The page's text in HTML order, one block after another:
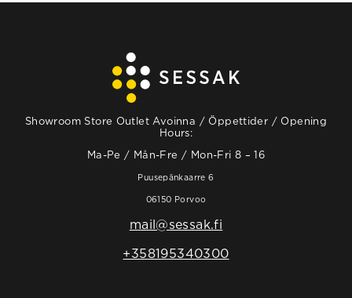
Showroom Store Outlet Avoinna / Öppettider / Opening
Hours:
Ma-Pe / Mån-Fre / Mon-Fri 8 – 16
Puusepänkaarre 6
06150 Porvoo
mail@sessak.fi
+358195340300